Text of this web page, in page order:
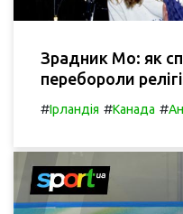
Зрадник Мо: як
перебороли
#Ірландія #Канада #